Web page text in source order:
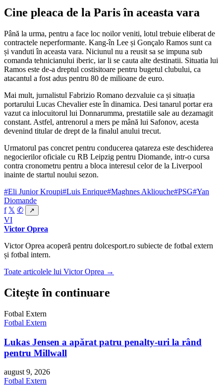
Cine pleaca de la Paris în aceasta vara
Până la urma, pentru a face loc noilor veniti, lotul trebuie eliberat de
contractele neperformante. Kang-în Lee și Gonçalo Ramos sunt ca
și vanduti în aceasta vara. Niciunul nu a reusit sa se impuna sub
comanda tehnicianului iberic, iar li se cauta alte destinatii. Situatia lui
Ramos este de-a dreptul costisitoare pentru bugetul clubului, ca
atacantul a fost adus pentru 80 de milioane de euro.
Mai mult, jurnalistul Fabrizio Romano dezvaluie ca și situația
portarului Lucas Chevalier este în dinamica. Desi tanarul portar era
vazut ca inlocuitorul lui Donnarumma, prestatiile sale au dezamagit
constant. Astfel, antrenorul a mers pe mână lui Safonov, acesta
devenind titular de drept de la finalul anului trecut.
Urmatorul pas concret pentru conducerea qatareza este deschiderea
negocierilor oficiale cu RB Leipzig pentru Diomande, intr-o cursa
contra cronometru pentru a bloca interesul celor de la Liverpool
inainte de startul noului sezon.
#Eli Junior Kroupi#Luis Enrique#Maghnes Akliouche#PSG#Yan
Diomande
f 𝕏 ✆ ↗
VI
Victor Oprea
Victor Oprea acoperă pentru dolcesport.ro subiecte de fotbal extern
și fotbal intern.
Toate articolele lui Victor Oprea →
Citește în continuare
Fotbal Extern
Fotbal Extern
Lukas Jensen a apărat patru penalty-uri la rând
pentru Millwall
august 9, 2026
Fotbal Extern